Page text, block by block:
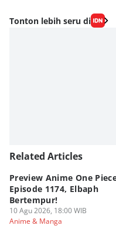
Editor
Fahrul Razi Uni
Tonton lebih seru di
Related Articles
Preview Anime One
Episode 1174, Elbaph
Bertempur!
10 Agu 2026, 18:00 WIB
Anime & Manga